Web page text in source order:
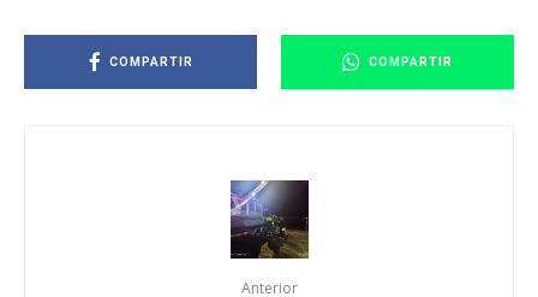
COMPARTIR COMPARTIR
Anterior